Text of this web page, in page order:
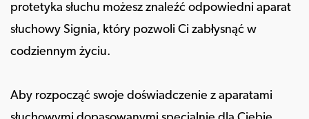
protetyka słuchu możesz znaleźć odpowiedni aparat
słuchowy Signia, który pozwoli Ci zabłysnąć w
codziennym życiu.
Aby rozpocząć swoje doświadczenie z aparatami